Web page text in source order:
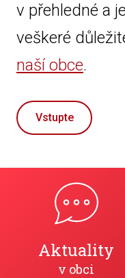
v přehledné a
veškeré
naší obce.
Vstupte
Aktuality
v obci